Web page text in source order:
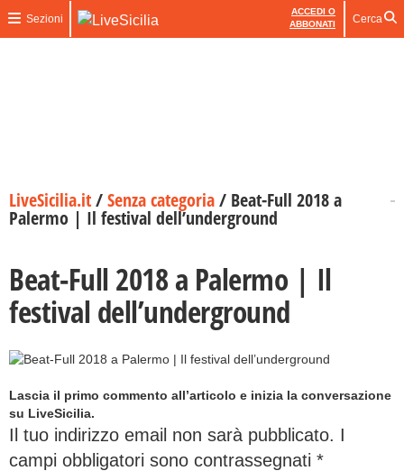
Sezioni
ACCEDI O
ABBONATI
Cerca
LiveSicilia.it/Senza categoria/ Beat-Full 2018 a
Palermo | Il festival dell’underground
Beat-Full 2018 a Palermo | Il
festival dell’underground
Lascia il primo commento all’articolo e inizia la conversazione
su LiveSicilia.
Il tuo indirizzo email non sarà pubblicato. I
campi obbligatori sono contrassegnati *